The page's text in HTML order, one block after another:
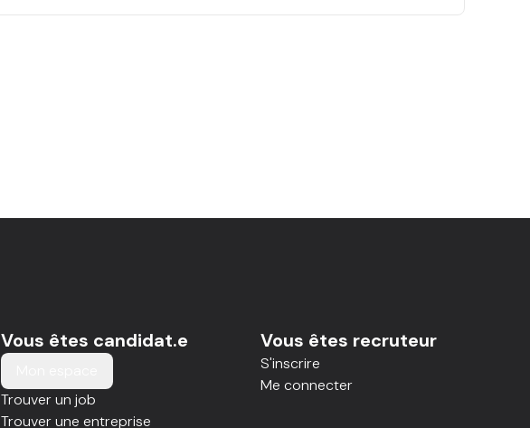
Vous êtes candidat.e
Trouver un job
Trouver une entreprise
Vous êtes recruteur
S'inscrire
Me connecter